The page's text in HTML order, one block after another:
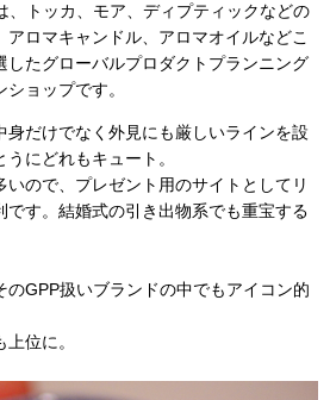
、トッカ、モア、ディプティックなどの
アロマキャンドル、アロマオイルなどこ
したグローバルプロダクトプランニング
ョップです。
身だけでなく外見にも厳しいラインを設
にどれもキュート。
いので、プレゼント用のサイトとしてリ
です。結婚式の引き出物系でも重宝する
GPP扱いブランドの中でもアイコン的
位に。